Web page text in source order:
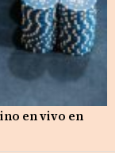
en vivo en